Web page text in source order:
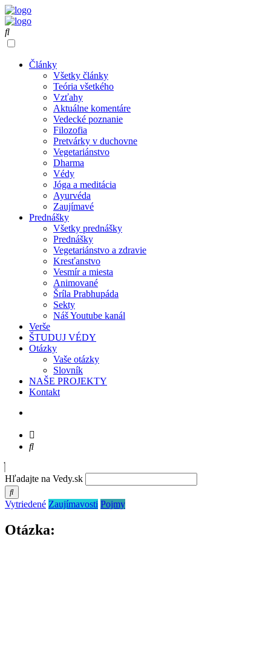
Články
Všetky články
Teória všetkého
Vzťahy
Aktuálne komentáre
Vedecké poznanie
Filozofia
Pretvárky v duchovne
Vegetariánstvo
Dharma
Védy
Jóga a meditácia
Ayurvéda
Zaujímavé
Prednášky
Všetky prednášky
Prednášky
Vegetariánstvo a zdravie
Kresťanstvo
Vesmír a miesta
Animované
Šríla Prabhupáda
Sekty
Náš Youtube kanál
Verše
ŠTUDUJ VÉDY
Otázky
Vaše otázky
Slovník
NAŠE PROJEKTY
Kontakt
Hľadajte na Vedy.sk
Vytriedené Zaujímavosti Pojmy
Otázka: